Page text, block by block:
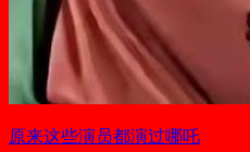
原来这些演员都演过哪吒